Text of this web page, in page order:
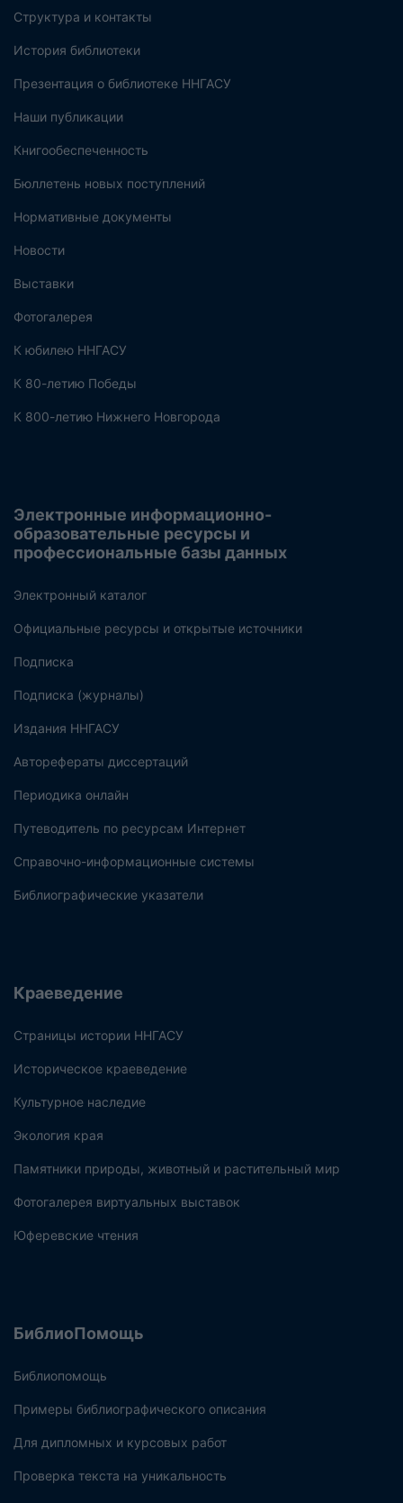
Структура и контакты
История библиотеки
Презентация о библиотеке ННГАСУ
Наши публикации
Книгообеспеченность
Бюллетень новых поступлений
Нормативные документы
Новости
Выставки
Фотогалерея
К юбилею ННГАСУ
К 80-летию Победы
К 800-летию Нижнего Новгорода
Электронные информационно-
образовательные ресурсы и
профессиональные базы данных
Электронный каталог
Официальные ресурсы и открытые источники
Подписка
Подписка (журналы)
Издания ННГАСУ
Авторефераты диссертаций
Периодика онлайн
Путеводитель по ресурсам Интернет
Справочно-информационные системы
Библиографические указатели
Краеведение
Страницы истории ННГАСУ
Историческое краеведение
Культурное наследие
Экология края
Памятники природы, животный и растительный мир
Фотогалерея виртуальных выставок
Юферевские чтения
БиблиоПомощь
Библиопомощь
Примеры библиографического описания
Для дипломных и курсовых работ
Проверка текста на уникальность